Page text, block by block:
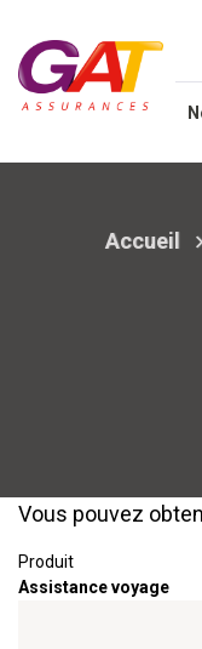
Accueil
Vous pouvez
Produit
Assistance voyage